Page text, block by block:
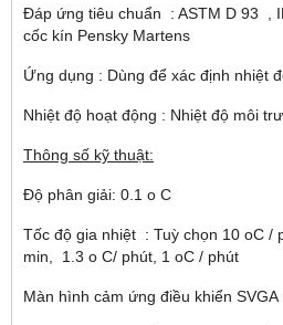
Đáp ứng tiêu chuẩn : ASTM D 93 ,
cốc kín Pensky Martens
Ứng dụng : Dùng để xác định nhiệt
Nhiệt độ hoạt động : Nhiệt độ môi
Thông số kỹ thuật:
Độ phân giải: 0.1 o C
Tốc độ gia nhiệt : Tuỳ chọn 10 oC /
min, 1.3 o C/ phút, 1 oC / phút
Màn hình cảm ứng điều khiển SVGA